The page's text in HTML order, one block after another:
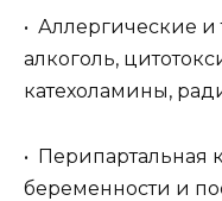
• Аллергические
алкоголь,
катехоламины,
• Перипартальная
беременности и